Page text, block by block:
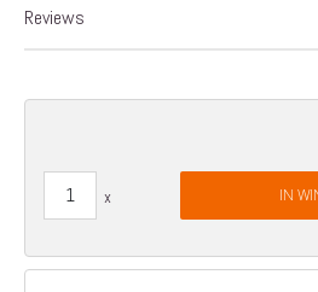
Reviews
IN